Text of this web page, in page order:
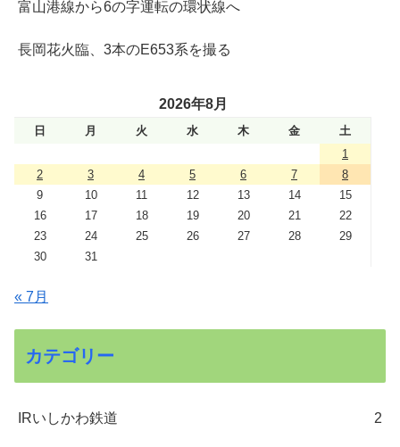
富山港線から6の字運転の環状線へ
長岡花火臨、3本のE653系を撮る
2026年8月
日 月 火 水 木 金
土
1
2
3 4 5 6 7
8
9
10 11 12 13 14
15
16
17 18 19 20 21
22
23
24 25 26 27 28
29
30
31
« 7月
カテゴリー
IRいしかわ鉄道 2